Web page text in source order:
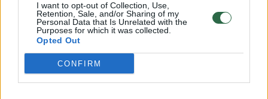
I want to opt-out of Collection, Use,
Retention, Sale, and/or Sharing of my
Personal Data that Is Unrelated with the
Purposes for which it was collected.
Opted Out
CONFIRM
Radaras
Autostradoje – milžiniška spūstis:
sunkvežimis rėžėsi į atitvarus,
nutempinėti teko itin ilgai